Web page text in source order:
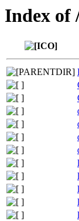
Index of